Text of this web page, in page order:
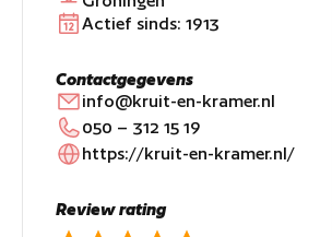
Actief sinds: 1913
Contactgegevens
info@kruit-en-kramer.nl
050 – 312 15 19
https://kruit-en-kramer.nl/
Review rating